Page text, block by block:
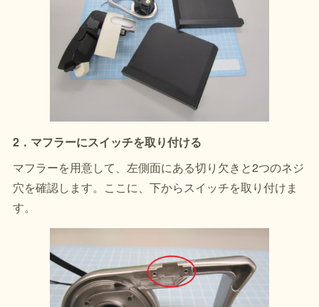
2．マフラーにスイッチを取り付ける
マフラーを用意して、左側面にある切り欠きと2つのネジ
穴を確認します。ここに、下からスイッチを取り付けま
す。